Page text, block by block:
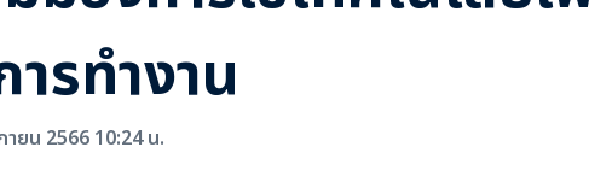
รทำงาน
ยน 2566 10:24 น.